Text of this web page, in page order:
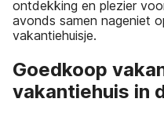
ontdekking en plezier
avonds samen nageniet
vakantiehuisje.
Goedkoop
vakantiehuis in